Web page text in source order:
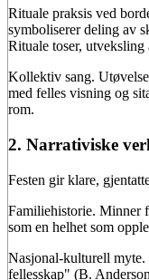
Rituale praksis ved
symboliserer deling av
Rituale toser,
Kollektiv sang.
med felles visning og
rom.
2. Narrativiske
Festen gir klare,
Familiehistorie. Minner
som en helhet som
Nasjonal-kulturell myte.
fellesskap" (B.